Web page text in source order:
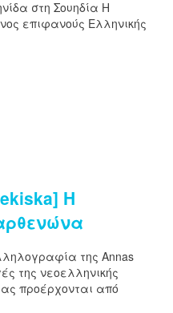
στη Σουηδία Η
επιφανούς Ελληνικής
Η
της Annas
της νεοελληνικής
προέρχονται από